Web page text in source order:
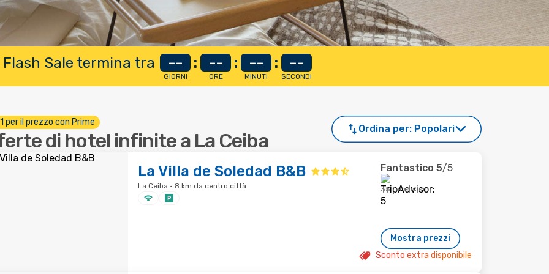
Sale termina tra --
GIORNI
: --
ORE
: --
MINUTI
: --
SECONDI
per il prezzo con Prime
di hotel infinite a La Ceiba
Ordina per: Popolari
La Villa de Soledad B&B
La Ceiba · 8 km da centro città
Fantastico 5/5
35 recensioni
Mostra prezzi
Sconto extra disponibile